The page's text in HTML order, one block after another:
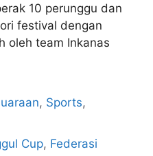
10 perunggu dan
festival dengan
oleh team Inkanas
, Sports,
Cup, Federasi